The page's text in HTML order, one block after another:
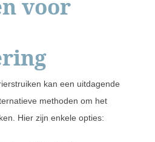
voor
kan een uitdagende
methoden om het
Hier zijn enkele opties: